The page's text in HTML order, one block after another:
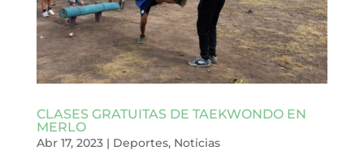
CLASES GRATUITAS DE TAEKWONDO EN
MERLO
Abr 17, 2023| Deportes, Noticias